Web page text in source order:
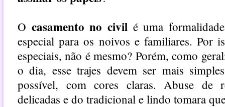
O casamento no civilé uma
especial para os noivos e familiares. Por
especiais, não é mesmo? Porém, como
o dia, esse trajes devem ser mais
possível, com cores claras. Abuse de
delicadas e do tradicional e lindo tomara